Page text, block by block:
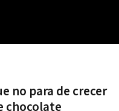
no para de crecer
chocolate